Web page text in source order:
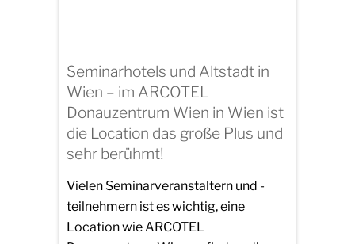
Seminarhotels und Altstadt in
Wien – im ARCOTEL
Donauzentrum Wien in Wien ist
die Location das große Plus und
sehr berühmt!
Vielen Seminarveranstaltern und -
teilnehmern ist es wichtig, eine
Location wie ARCOTEL